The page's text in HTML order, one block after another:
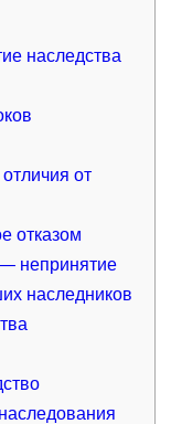
наследства
от
отказом
непринятие
наследников